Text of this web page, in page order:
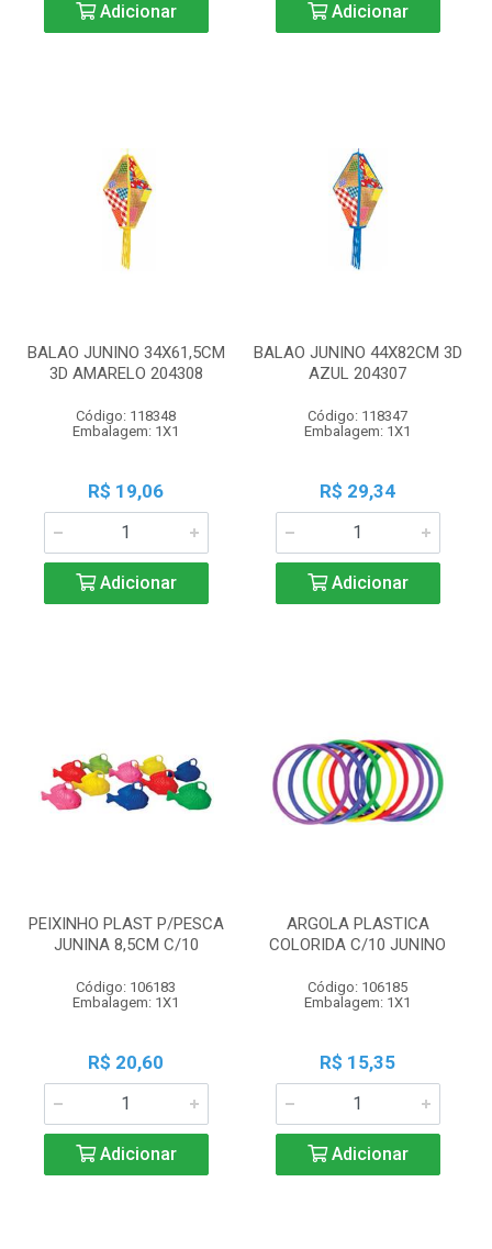
Adicionar Adicionar
BALAO JUNINO 34X61,5CM
3D AMARELO 204308
Código: 118348
Embalagem: 1X1
R$ 19,06
Adicionar
BALAO JUNINO 44X82CM 3D
AZUL 204307
Código: 118347
Embalagem: 1X1
R$ 29,34
Adicionar
PEIXINHO PLAST P/PESCA
JUNINA 8,5CM C/10
Código: 106183
Embalagem: 1X1
R$ 20,60
Adicionar
ARGOLA PLASTICA
COLORIDA C/10 JUNINO
Código: 106185
Embalagem: 1X1
R$ 15,35
Adicionar